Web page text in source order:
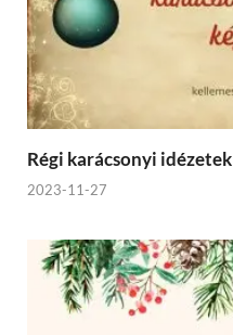
Régi karácsonyi idézetek
2023-11-27